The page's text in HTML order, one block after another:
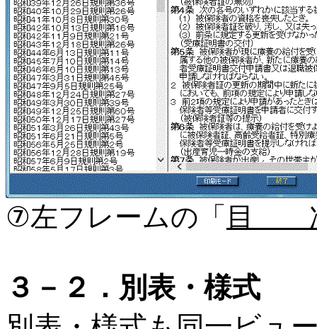
⑦左フレームの「 目
３－２．別表・様式